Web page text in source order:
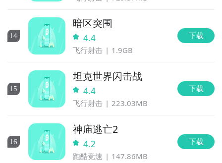
14
暗区突围
4.4
飞行射击 1.9GB
下载
15
坦克世界闪击战
4.4
飞行射击 223.03MB
下载
16
神庙逃亡2
4.2
跑酷竞速 147.86MB
下载